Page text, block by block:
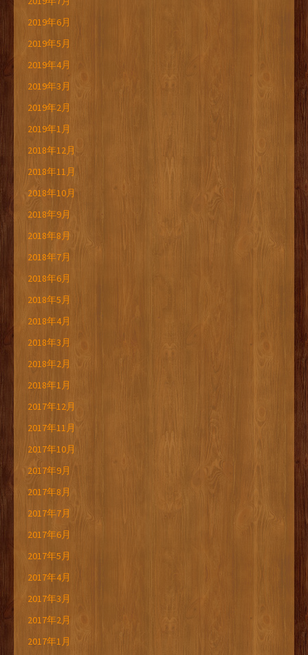
2019年6月
2019年5月
2019年4月
2019年3月
2019年2月
2019年1月
2018年12月
2018年11月
2018年10月
2018年9月
2018年8月
2018年7月
2018年6月
2018年5月
2018年4月
2018年3月
2018年2月
2018年1月
2017年12月
2017年11月
2017年10月
2017年9月
2017年8月
2017年7月
2017年6月
2017年5月
2017年4月
2017年3月
2017年2月
2017年1月